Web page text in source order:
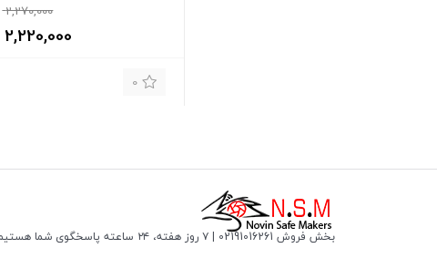
0
2,270,000
2,220,000
بخش فروش 02191016261 | ۷ روز هفته، ۲۴ ساعته پاسخگوی شما هستیم